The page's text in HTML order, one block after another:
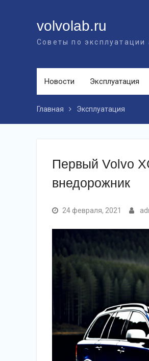
volvolab.ru
Советы по эксплуатации
Новости Эксплуатация
Главная Эксплуатация
Первый Volvo
внедорожник
24 февраля, 2021